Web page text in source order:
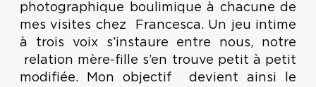
photographique boulimique à chacune de
mes visites chez Francesca. Un jeu intime
à trois voix s’instaure entre nous, notre
relation mère-fille s’en trouve petit à petit
modifiée. Mon objectif devient ainsi le